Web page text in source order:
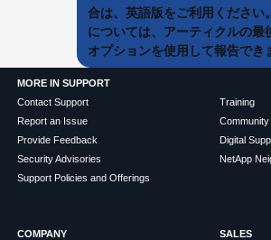
合は、英語版をご利用ください
については、アーティクルの
オプションを使用して報告でき
MORE IN SUPPORT
Contact Support
Report an Issue
Provide Feedback
Security Advisories
Support Policies and Offerings
Training
Community
Digital
NetApp
COMPANY
SALES